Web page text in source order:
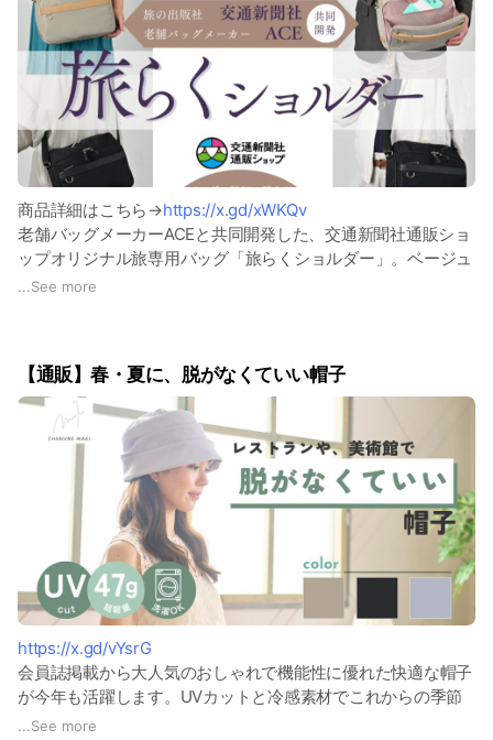
以下の場合と一部の商品につきましては18日以降の発送とな
りますので、ご注文はお早めにお願いいたします。
・8月7日（金）15時以降にご注文いただいた場合
・コンビニ支払いで、8月7日（金）15時までにご入金確認が
取れなかった場合
■営業再開
2026年8月17日（月）午前10時より通常営業
休業期間中のご注文につきましては、一部の商品を除き8/20頃
からの発送となります。あらかじめご了承ください。
商品詳細はこちら→https://x.gd/xWKQv
老舗バッグメーカーACEと共同開発した、交通新聞社通販ショ
ップオリジナル旅専用バッグ「旅らくショルダー」。ベージュ
とブラックの2色で好評発売中！
...See more
【通販】春・夏に、脱がなくていい帽子
https://x.gd/vYsrG
会員誌掲載から大人気のおしゃれで機能性に優れた快適な帽子
が今年も活躍します。UVカットと冷感素材でこれからの季節
のおでかけに大活躍！お取り扱いはS・M・Lサイズ、3色展開
...See more